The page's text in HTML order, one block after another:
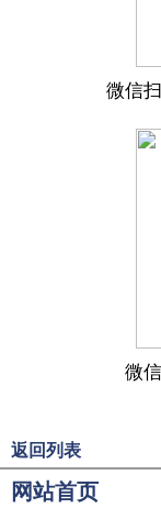
微信
微
返回列表
网站首页